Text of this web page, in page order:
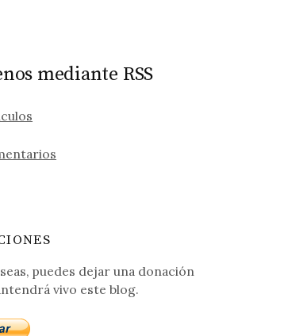
mediante RSS
puedes dejar una donación
vivo este blog.